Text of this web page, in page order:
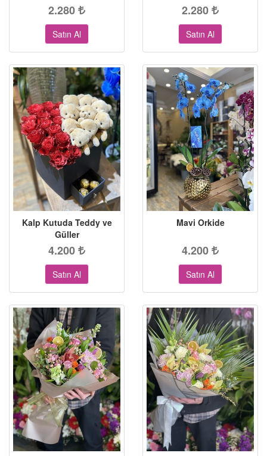
2.280
Satın Al
2.280
Satın Al
Kalp Kutuda Teddy ve
Güller
4.200
Satın Al
Mavi Orkide
4.200
Satın Al